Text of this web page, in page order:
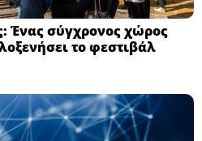
Ένας σύγχρονος χώρος
το φεστιβάλ